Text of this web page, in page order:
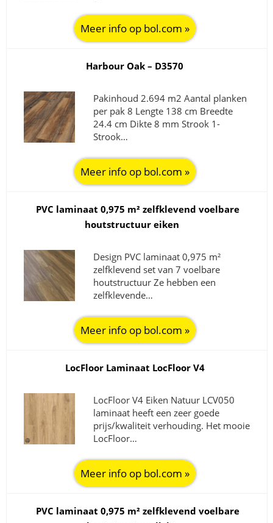
Meer info op bol.com »
Harbour Oak – D3570
Pakinhoud 2.694 m2 Aantal planken
per pak 8 Lengte 138 cm Breedte
24.4 cm Dikte 8 mm Strook 1-
Strook…
Meer info op bol.com »
PVC laminaat 0,975 m² zelfklevend voelbare
houtstructuur eiken
Design PVC laminaat 0,975 m²
zelfklevend set van 7 voelbare
houtstructuur Ze hebben een
zelfklevende…
Meer info op bol.com »
LocFloor Laminaat LocFloor V4
LocFloor V4 Eiken Natuur LCV050
laminaat heeft een zeer goede
prijs/kwaliteit verhouding. Het mooie
LocFloor…
Meer info op bol.com »
PVC laminaat 0,975 m² zelfklevend voelbare